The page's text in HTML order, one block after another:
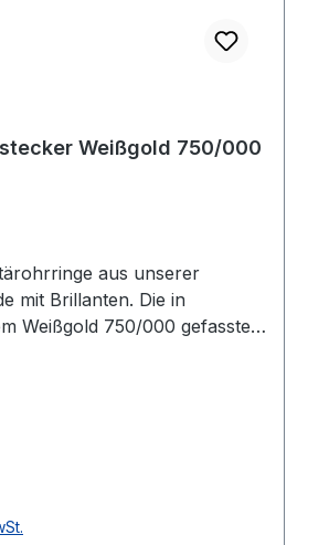
Weißgold 750/000
aus unserer
mit Brillanten. Die in
Weißgold 750/000 gefassten
ca. 5 mm.